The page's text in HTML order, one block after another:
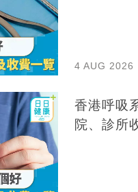
4 AUG 2026
香港呼吸
院、診所